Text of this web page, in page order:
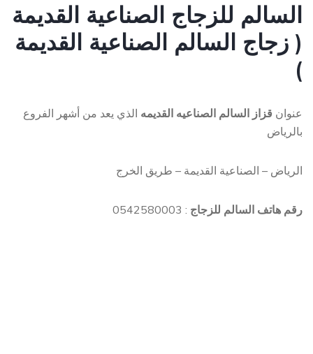
السالم للزجاج الصناعية القديمة
( زجاج السالم الصناعية القديمة
)
عنوان قزاز السالم الصناعيه القديمه الذي يعد من أشهر الفروع
بالرياض
الرياض – الصناعية القديمة – طريق الخرج
رقم هاتف السالم للزجاج : 0542580003